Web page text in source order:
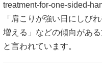
treatment-for-one-sided-
「肩こりが強い日にしび
増える」などの傾向があ
と言われています。